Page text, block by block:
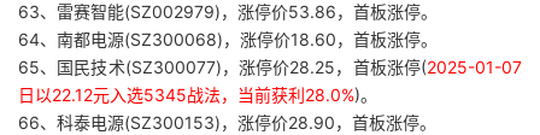
63、雷赛智能(SZ002979)，涨停价53.86，首板涨停。
64、南都电源(SZ300068)，涨停价18.60，首板涨停。
65、国民技术(SZ300077)，涨停价28.25，首板涨停(2025-01-07
日以22.12元入选5345战法，当前获利28.0%)。
66、科泰电源(SZ300153)，涨停价28.90，首板涨停。